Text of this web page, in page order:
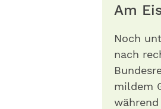
Am
Noch
nach
mildem